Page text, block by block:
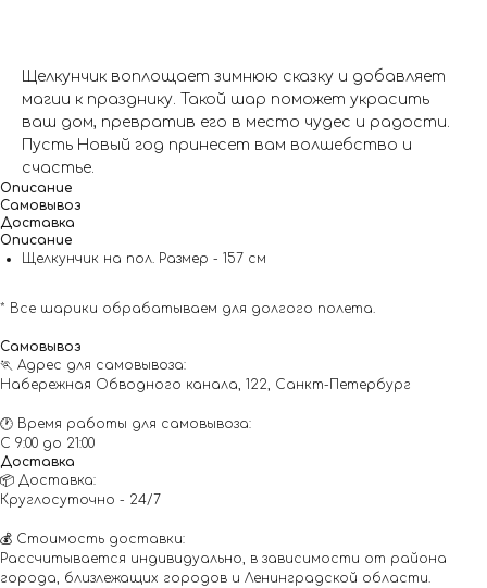
Щелкунчик воплощает зимнюю сказку и добавляет
магии к празднику. Такой шар поможет украсить
ваш дом, превратив его в место чудес и радости.
Пусть Новый год принесет вам волшебство и
счастье.
Описание
Самовывоз
Доставка
Описание
Щелкунчик на пол. Размер - 157 см
* Все шарики обрабатываем для долгого полета.
Самовывоз
🏃 Адрес для самовывоза:
Набережная Обводного канала, 122, Санкт-Петербург
🕐 Время работы для самовывоза:
С 9:00 до 21:00
Доставка
📦 Доставка:
Круглосуточно - 24/7
💰 Стоимость доставки:
Рассчитывается индивидуально, в зависимости от района
города, близлежащих городов и Ленинградской области.